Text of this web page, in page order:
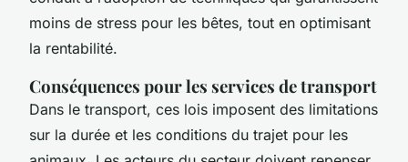
moins de stress pour les bêtes, tout en optimisant
la rentabilité.
Conséquences pour les services de transport
Dans le transport, ces lois imposent des limitations
sur la durée et les conditions du trajet pour les